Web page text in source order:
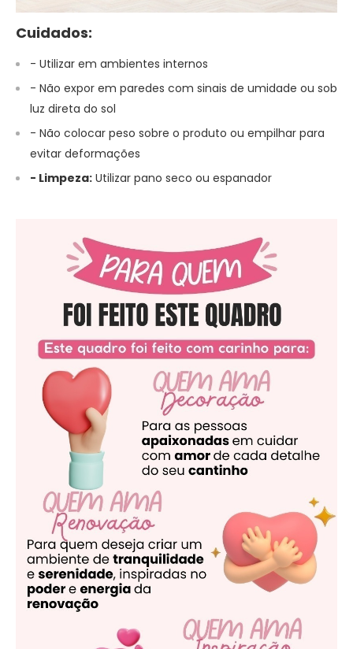
Cuidados:
- Utilizar em ambientes internos
- Não expor em paredes com sinais de umidade ou sob
luz direta do sol
- Não colocar peso sobre o produto ou empilhar para
evitar deformações
- Limpeza: Utilizar pano seco ou espanador